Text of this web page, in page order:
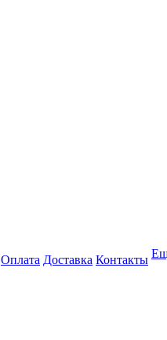
Оплата Доставка Контакты